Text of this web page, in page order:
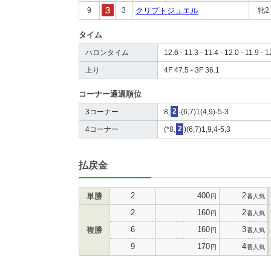
9 3 クリプトジュエル 牝2
タイム
ハロンタイム 12.6 - 11.3 - 11.4 - 12.0 - 11.9 -
上り 4F 47.5 - 3F 36.1
コーナー通過順位
3コーナー 8, 2 -(6,7)1(4,9)-5-3
4コーナー (*8, 2 )(6,7)1,9,4-5,3
払戻金
単勝 2 400円 2番人気
複勝
2 160円 2番人気
6 160円 3番人気
9 170円 4番人気